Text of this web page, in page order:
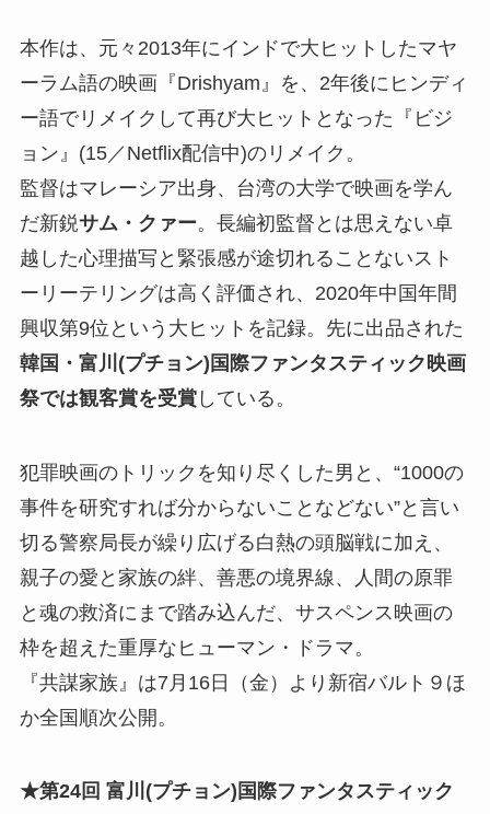
本作は、元々2013年にインドで大ヒットしたマヤ
ーラム語の映画『Drishyam』を、2年後にヒンディ
ー語でリメイクして再び大ヒットとなった『ビジ
ョン』(15／Netflix配信中)のリメイク。
監督はマレーシア出身、台湾の大学で映画を学ん
だ新鋭サム・クァー。長編初監督とは思えない卓
越した心理描写と緊張感が途切れることないスト
ーリーテリングは高く評価され、2020年中国年間
興収第9位という大ヒットを記録。先に出品された
韓国・富川(プチョン)国際ファンタスティック映画
祭では観客賞を受賞している。
犯罪映画のトリックを知り尽くした男と、“1000の
事件を研究すれば分からないことなどない”と言い
切る警察局長が繰り広げる白熱の頭脳戦に加え、
親子の愛と家族の絆、善悪の境界線、人間の原罪
と魂の救済にまで踏み込んだ、サスペンス映画の
枠を超えた重厚なヒューマン・ドラマ。
『共謀家族』は7月16日（金）より新宿バルト９ほ
か全国順次公開。
★第24回 富川(プチョン)国際ファンタスティック